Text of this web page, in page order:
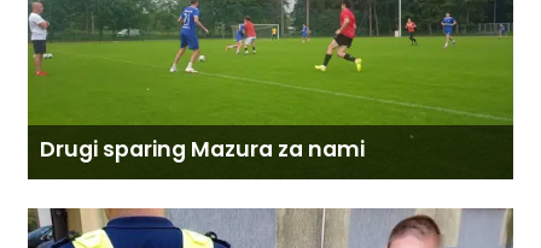
Drugi sparing Mazura za nami